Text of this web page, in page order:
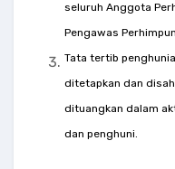
seluruh Anggota
Pengawas
Tata tertib
ditetapkan dan
dituangkan dalam
dan penghuni.